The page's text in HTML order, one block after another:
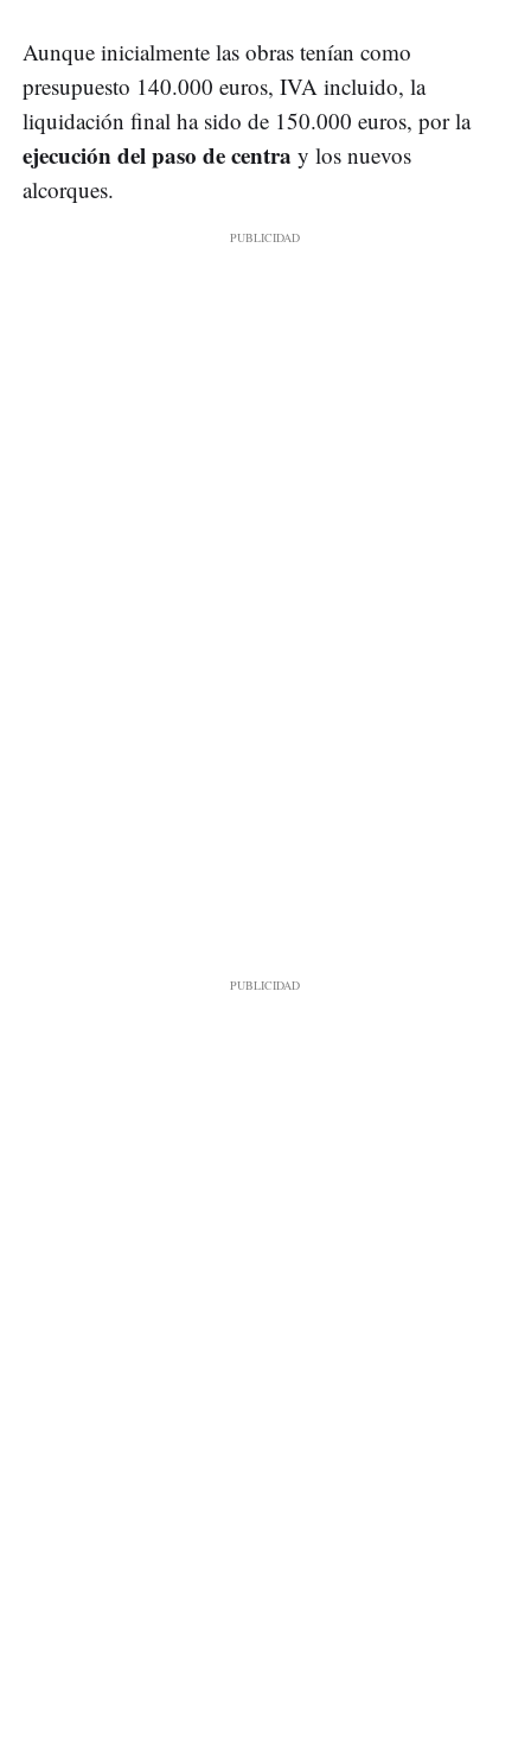
Aunque inicialmente las obras tenían como
presupuesto 140.000 euros, IVA incluido, la
liquidación final ha sido de 150.000 euros, por la
ejecución del paso de centra y los nuevos
alcorques.